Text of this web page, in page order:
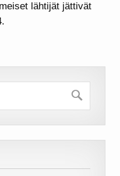
lähtijät jättivät